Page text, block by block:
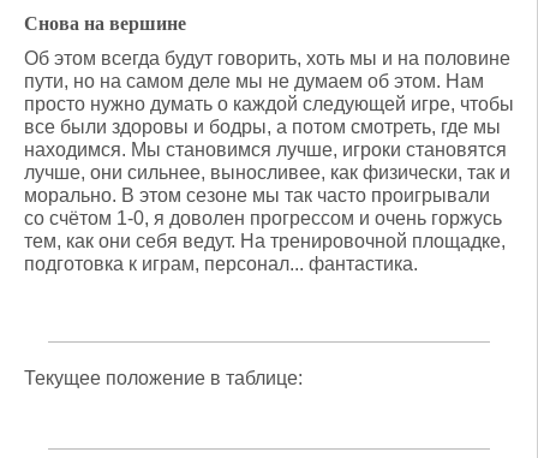
Снова на вершине
Об этом всегда будут говорить, хоть мы и на половине
пути, но на самом деле мы не думаем об этом. Нам
просто нужно думать о каждой следующей игре, чтобы
все были здоровы и бодры, а потом смотреть, где мы
находимся. Мы становимся лучше, игроки становятся
лучше, они сильнее, выносливее, как физически, так и
морально. В этом сезоне мы так часто проигрывали
со счётом 1-0, я доволен прогрессом и очень горжусь
тем, как они себя ведут. На тренировочной площадке,
подготовка к играм, персонал... фантастика.
Текущее положение в таблице: